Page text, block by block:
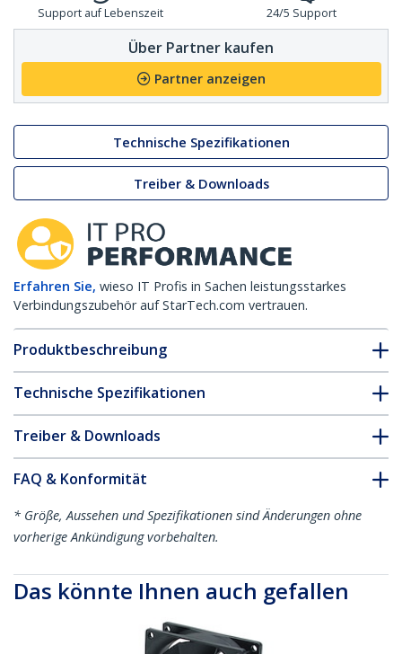
Support auf Lebenszeit 24/5 Support
Über Partner kaufen
Partner anzeigen
Technische Spezifikationen
Treiber & Downloads
Erfahren Sie, wieso IT Profis in Sachen leistungsstarkes
Verbindungszubehör auf StarTech.com vertrauen.
Produktbeschreibung
Technische Spezifikationen
Treiber & Downloads
FAQ & Konformität
* Größe, Aussehen und Spezifikationen sind Änderungen ohne
vorherige Ankündigung vorbehalten.
Das könnte Ihnen auch gefallen